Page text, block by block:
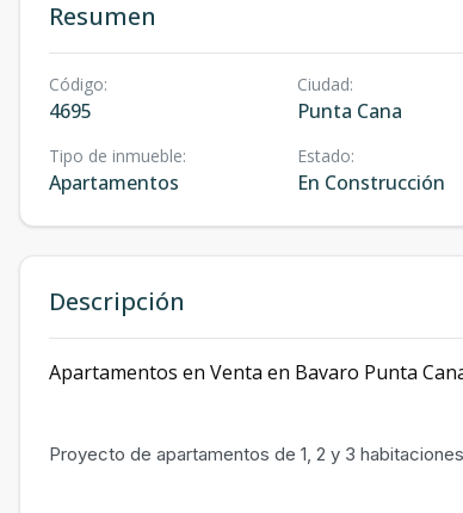
Resumen
Código:
4695
Ciudad:
Punta Cana
Tipo de inmueble:
Apartamentos
Estado:
En Construcción
Descripción
Apartamentos en Venta en Bavaro Punta
Proyecto de apartamentos de 1, 2 y 3